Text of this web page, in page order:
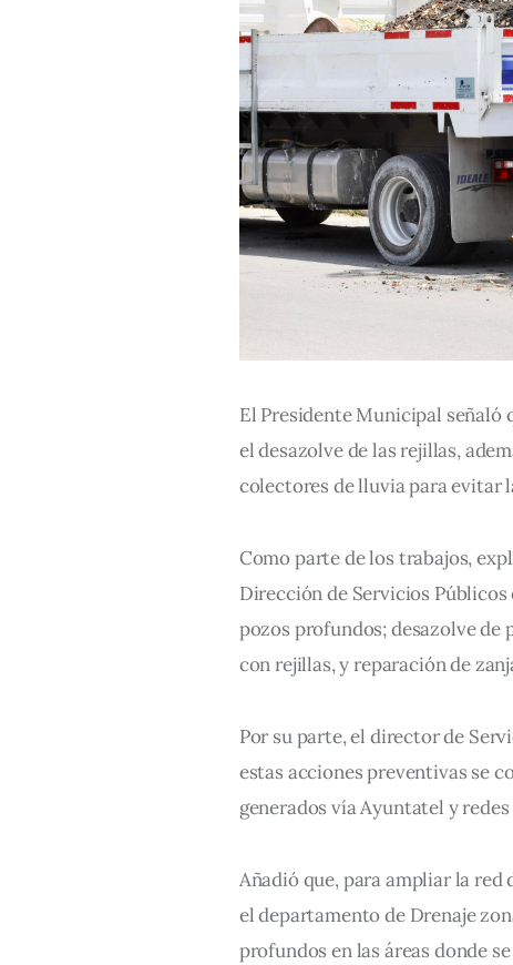
El Presidente Municipal señaló
el desazolve de las rejillas,
colectores de lluvia para evitar
Como parte de los trabajos,
Dirección de Servicios
pozos profundos; desazolve de
con rejillas, y reparación de
Por su parte, el director de
estas acciones preventivas se
generados vía Ayuntatel y redes
Añadió que, para ampliar la red
el departamento de Drenaje
profundos en las áreas donde